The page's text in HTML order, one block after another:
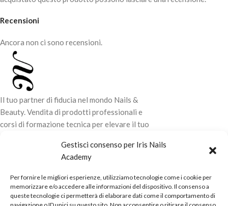
Gestisci consenso per Iris Nails
Academy
Per fornire le migliori esperienze, utilizziamo tecnologie come i cookie per
memorizzare e/o accedere alle informazioni del dispositivo. Il consenso a
queste tecnologie ci permetterà di elaborare dati come il comportamento di
protegge dagli odori e mantiene i
giorno.
Il prodotto può essere
utilizzato su persone affette da
diabete e psoriasi.
Grazie alla presenza dell’olio
Recensioni
Ancora non ci sono recensioni.
Il tuo partner di fiducia nel mondo Nails &
Beauty. Vendita di prodotti professionali e
corsi di formazione tecnica per elevare il tuo
LINK UTILI
ORARI NEGOZIO